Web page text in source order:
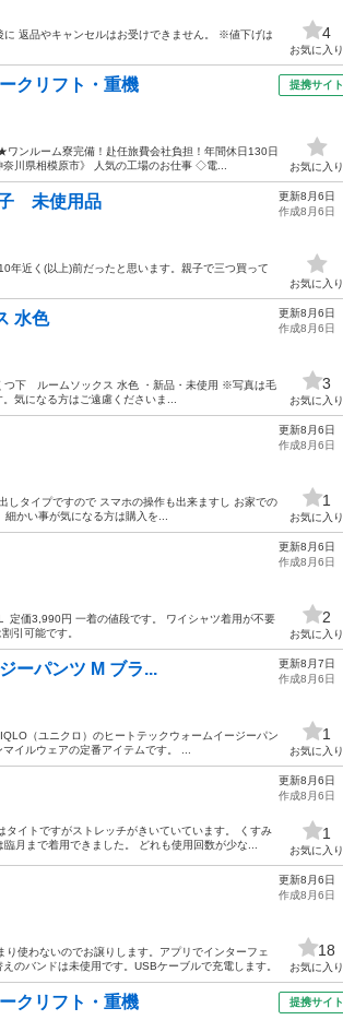
返品やキャンセルはお受けできません。 ※値下げは
4
お気に入り
クリフト・重機
ンルーム寮完備！赴任旅費会社負担！年間休日130日
川県相模原市》 人気の工場のお仕事 ◇電...
提携サイト
お気に入り
未使用品
近く(以上)前だったと思います。親子で三つ買って
更新8月6日
作成8月6日
お気に入り
水色
ルームソックス 水色 ・新品・未使用 ※写真は毛
気になる方はご遠慮くださいま...
更新8月6日
作成8月6日
3
お気に入り
しタイプですので スマホの操作も出来ますし お家での
かい事が気になる方は購入を...
更新8月6日
作成8月6日
1
お気に入り
価3,990円 一着の値段です。 ワイシャツ着用が不要
引可能です。
更新8月6日
作成8月6日
2
お気に入り
ーパンツ M ブラ...
（ユニクロ）のヒートテックウォームイージーパン
イルウェアの定番アイテムです。 ...
更新8月7日
作成8月6日
1
お気に入り
イトですがストレッチがきいていています。 くすみ
月まで着用できました。 どれも使用回数が少な...
更新8月6日
作成8月6日
1
お気に入り
使わないのでお譲りします。アプリでインターフェ
のバンドは未使用です。USBケーブルで充電します。
更新8月6日
作成8月6日
18
お気に入り
クリフト・重機 提携サイト